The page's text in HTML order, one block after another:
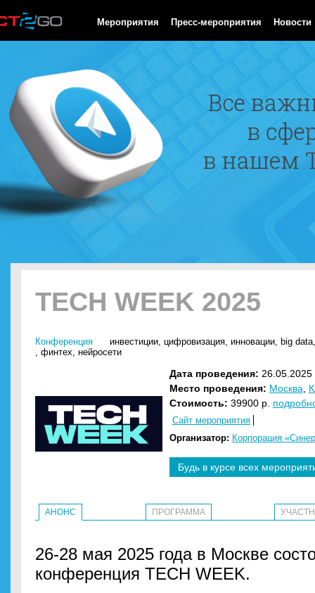
Мероприятия Пресс-мероприятия Новости
TECH WEEK 2025
Конференция инвестиции, цифровизация, инновации, big data
, финтех, нейросети
Дата проведения:
Место проведения: Москва
Стоимость: 39900 р.
Сайт мероприятия
Организатор: Корпорация
Будь в курсе всех
АНОНС ПРОГРАММА
26-28 мая 2025 года в Москве
конференция TECH WEEK.